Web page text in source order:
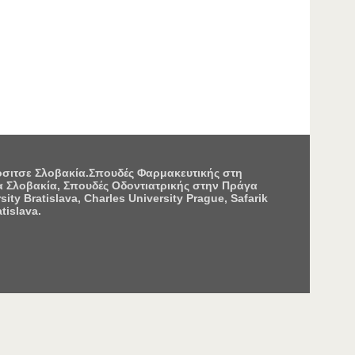
Σλοβακία.Σπουδές Φαρμακευτικής στη
Σπουδές Οδοντιατρικής στην Πράγα
Bratislava, Charles University Prague, Safarik